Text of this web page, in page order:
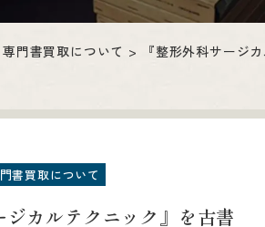
専門書買取について 『整形外科サージ
書買取について
ジカルテクニック』を古書